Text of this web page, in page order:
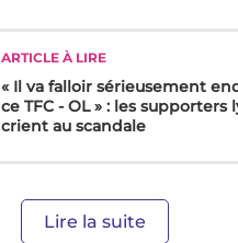
ARTICLE À LIRE
« Il va falloir sérieusement
ce TFC - OL » : les supporters
crient au scandale
Lire la suite